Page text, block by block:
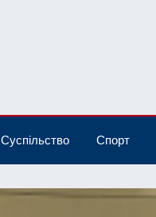
Суспільство Спорт